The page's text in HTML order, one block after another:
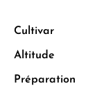
Cultivar
Altitude
Préparation